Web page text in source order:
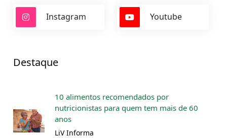
Instagram Youtube
Destaque
10 alimentos recomendados por
nutricionistas para quem tem mais de 60
anos
LiV Informa